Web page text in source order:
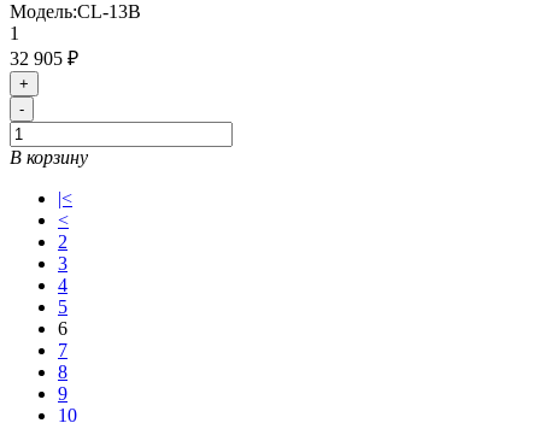
Модель:CL-13B
1
32 905 ₽
+
-
В корзину
|<
<
2
3
4
5
6
7
8
9
10